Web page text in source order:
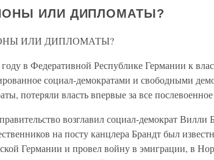
ИЛИ ДИПЛОМАТЫ?
ИЛИ ДИПЛОМАТЫ?
в Федеративной Республике Германии к
социал-демократами и свободными
потеряли власть впервые за все
возглавил социал-демократ Вилли
на посту канцлера Брандт был
Германии и провел войну в эмиграции, в